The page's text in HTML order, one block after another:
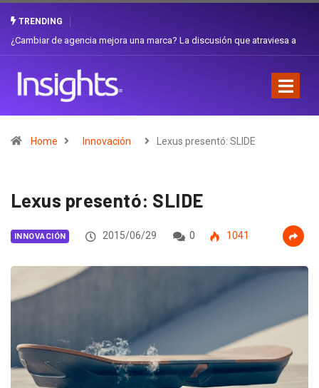
TRENDING
Gabriela Herrera y el arte de cambiarse el sombrero en Corporación
Home Innovación Lexus presentó: SLIDE
Lexus presentó: SLIDE
INNOVACIÓN 2015/06/29 0 1041